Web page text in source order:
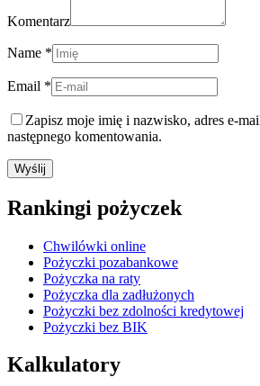
Komentarz
Name *
Email *
Zapisz moje imię i nazwisko, adres e-
następnego komentowania.
Rankingi pożyczek
Chwilówki online
Pożyczki pozabankowe
Pożyczka na raty
Pożyczka dla zadłużonych
Pożyczki bez zdolności kredytowej
Pożyczki bez BIK
Kalkulatory